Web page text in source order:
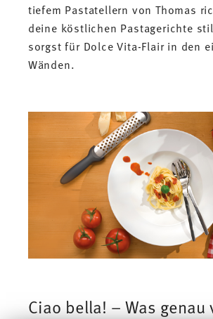
tiefem Pastatellern von Thomas
deine köstlichen Pastagerichte
sorgst für Dolce Vita-Flair in den
Wänden.
Ciao bella! – Was genau